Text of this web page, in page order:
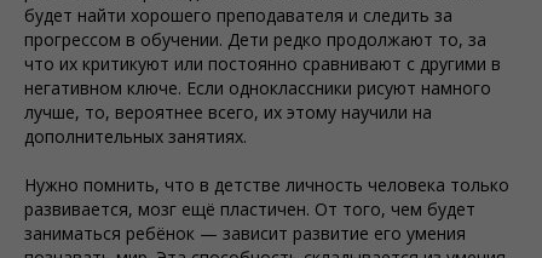
будет найти хорошего преподавателя и следить за
прогрессом в обучении. Дети редко продолжают то, за
что их критикуют или постоянно сравнивают с другими в
негативном ключе. Если одноклассники рисуют намного
лучше, то, вероятнее всего, их этому научили на
дополнительных занятиях.
Нужно помнить, что в детстве личность человека только
развивается, мозг ещё пластичен. От того, чем будет
заниматься ребёнок — зависит развитие его умения